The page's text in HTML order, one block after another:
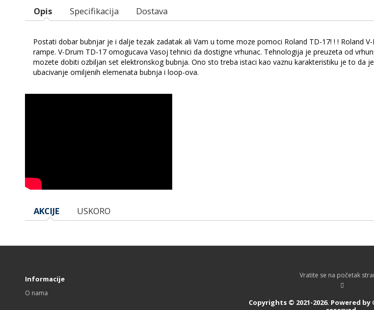
Opis Specifikacija Dostava
Postati dobar bubnjar je i dalje tezak zadatak ali Vam u tome moze pomoci Roland TD-17! ! ! Roland
rampe. V-Drum TD-17 omogucava Vasoj tehnici da dostigne vrhunac. Tehnologija je preuzeta od
mozete dobiti ozbiljan set elektronskog bubnja. Ono sto treba istaci kao vaznu karakteristiku je to da
ubacivanje omiljenih elemenata bubnja i loop-ova.
AKCIJE USKORO
Informacije
O nama
Vratite se na početak
Copyrights © 2021-2026. Powered by